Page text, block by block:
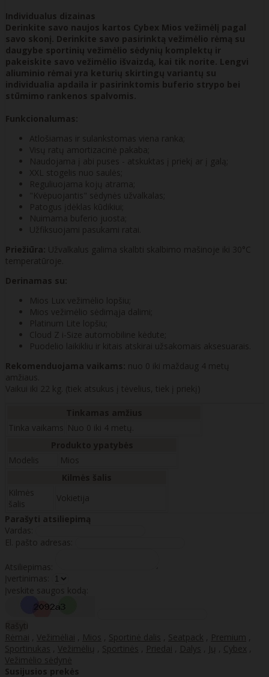
Individualus dizainas
Derinkite savo naujos kartos Cybex Mios vežimėlį pagal
savo skonį. Derinkite savo pasirinktą vežimėlio rėmą su
daugybe sportinių vežimėlio sėdynių komplektų ir
pakeiskite savo vežimėlio išvaizdą, kai tik norite. Lengvi
aliuminio rėmai yra keturių skirtingų variantų su
individualia apdaila ir pasirinktomis buferio strypo bei
stūmimo rankenos spalvomis.
Funkcionalumas:
Atlošiamas ir sulankstomas viena ranka;
Visų ratų amortizacinė pakaba;
Naudojama į abi puses - atskuktas į priekį ar į galą;
XXL stogelis nuo saulės;
Reguliuojama kojų atrama;
"Kvėpuojantis" sėdynės užvalkalas;
Patogus įdėklas kūdikiui;
Nuimama buferio juosta;
Užfiksuojami pasukami ratai.
Priežiūra: Užvalkalus galima skalbti skalbimo mašinoje iki 30°C
temperatūroje.
Derinamas su:
Mios Lux vežimėlio lopšiu;
Mios vežimėlio sėdimąja dalimi;
Platinum Lite lopšiu;
Cloud Z i-Size automobiline kėdute;
Puodelio laikikliu ir kitais atskirai užsakomais aksesuarais.
Rekomenduojama vaikams: nuo 0 iki maždaug 4 metų
amžiaus.
Vaikui iki 22 kg. (tiek atsukus į tėvelius, tiek į priekį)
Tinka vaikams Nuo 0 iki 4 metų.
Modelis
Mios
Kilmės
šalis
Vokietija
Parašyti atsiliepimą
Vardas:
El. pašto adresas:
Atsiliepimas:
Įvertinimas:
Įveskite saugos kodą:
Rašyti
Rėmai
Vežimėliai Mios Sportinė dalis Seatpack Premium
Sportinukas
Vežimėlių Sportinės Priedai Dalys Jų Cybex
Vežimėlio sėdynė
Susijusios prekės